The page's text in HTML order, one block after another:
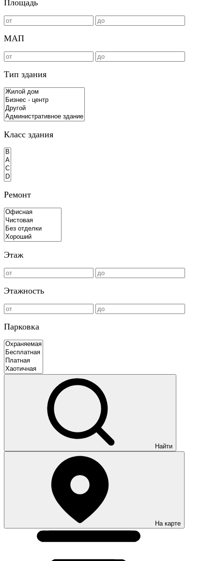
Площадь
МАП
Тип здания
Класс здания
Ремонт
Этаж
Этажность
Парковка
Найти
На карте